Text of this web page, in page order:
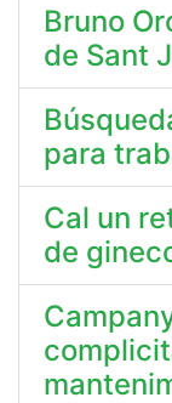
Bruno
de Sant
para
Cal un
de